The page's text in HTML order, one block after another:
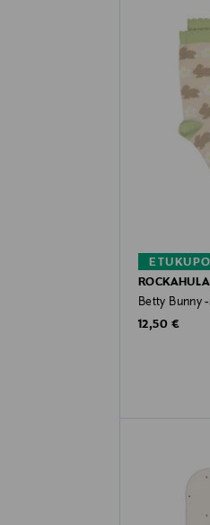
ROCKAHULA
Betty Bunny
Original Price
12,50 €